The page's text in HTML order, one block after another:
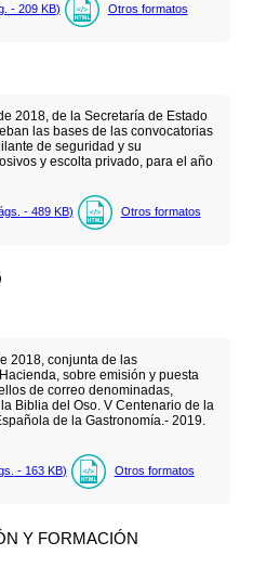
- 209 KB) Otros formatos
2018, de la Secretaría de Estado
las bases de las convocatorias
de seguridad y su
y escolta privado, para el año
- 489 KB) Otros formatos
2018, conjunta de las
sobre emisión y puesta
de correo denominadas,
Biblia del Oso. V Centenario de la
de la Gastronomía.- 2019.
- 163 KB) Otros formatos
Y FORMACIÓN